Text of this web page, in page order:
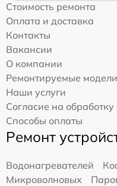
Стоимость ремонта
Оплата и доставка
Контакты
Вакансии
О компании
Ремонтируемые модели
Наши услуги
Согласие на
Способы оплаты
Ремонт
Водонагревателей
Микроволновых